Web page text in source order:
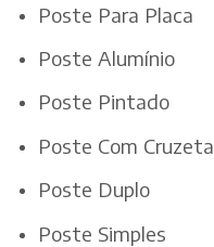
Poste Para Placa
Poste Alumínio
Poste Pintado
Poste Com Cruzeta
Poste Duplo
Poste Simples